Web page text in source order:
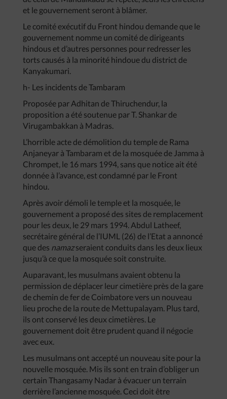
et le gouvernement seront à blâmer.
Le comité exécutif du Front hindou demande que le
gouvernement nomme un comité de dirigeants
hindous et d’autres personnes pour redresser les
torts causés à la minorité hindoue du district de
Kanyakumari.
h- Les incidents de Tambaram
Proposée par Adhitan de Thiruchendur, la
proposition a été soutenue par T. Shankar de
Virugambakkan à Madras.
L’horrible acte de démolition du temple de Rama
Anjaneyar à Tambaram et de la mosquée de Jamma à
Chrompet, le 16 mars 1994, sans que notice ait été
donnée à l’avance, est condamné par le Front
hindou.
Après avoir démoli le temple et la mosquée, le
gouvernement a proposé des sites de remplacement
pour les deux, le 29 mars 1994. Abdul Latheef,
secrétaire général de l’IUML (26) de l’Etat a annoncé
que des namazseraient conduits dans les deux lieux
jusqu’à ce que la mosquée soit construite.
Auparavant, les musulmans avaient obtenu la
permission de déplacer leur cimetière près de la gare
de chemin de fer de Coimbatore vers un nouveau
lieu proche de la route de Mettupalayam. Plus tard,
ils ont conservé les deux cimetières. Le
gouvernement doit être prudent quand il négocie
avec eux.
Les musulmans ont accepté un nouveau site pour la
nouvelle mosquée. Mis ils sont en train d’obliger un
certain Thangasamy Nadar à évacuer un terrain
derrière l’ancienne mosquée. Ceci doit être